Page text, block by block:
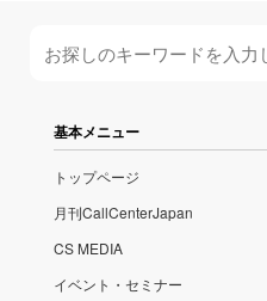
基本メニュー
トップページ
月刊CallCenterJapan
CS MEDIA
イベント・セミナー